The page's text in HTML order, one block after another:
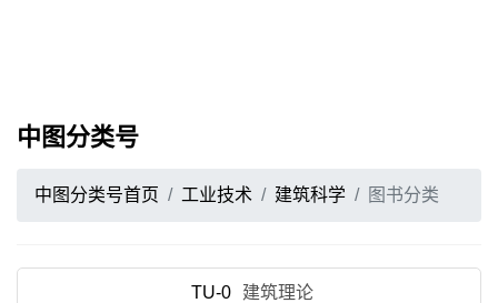
中图分类号
中图分类号首页 工业技术 建筑科学 图书分类
TU-0 建筑理论